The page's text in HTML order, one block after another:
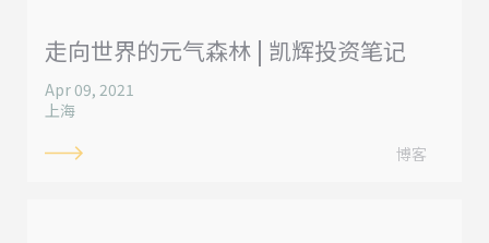
走向世界的元气森林 | 凯辉投资笔记
Apr 09, 2021
上海
博客